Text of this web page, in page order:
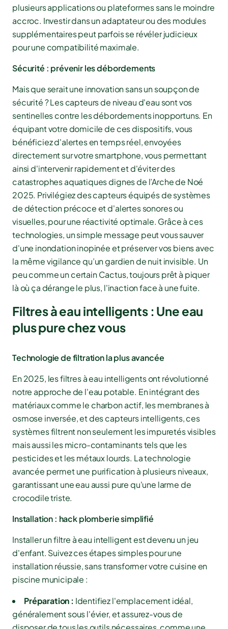
plusieurs applications ou plateformes sans le moindre
accroc. Investir dans un adaptateur ou des modules
supplémentaires peut parfois se révéler judicieux
pour une compatibilité maximale.
Sécurité : prévenir les débordements
Mais que serait une innovation sans un soupçon de
sécurité ? Les capteurs de niveau d'eau sont vos
sentinelles contre les débordements inopportuns. En
équipant votre domicile de ces dispositifs, vous
bénéficiez d'alertes en temps réel, envoyées
directement sur votre smartphone, vous permettant
ainsi d'intervenir rapidement et d'éviter des
catastrophes aquatiques dignes de l’Arche de Noé
2025. Privilégiez des capteurs équipés de systèmes
de détection précoce et d'alertes sonores ou
visuelles, pour une réactivité optimale. Grâce à ces
technologies, un simple message peut vous sauver
d'une inondation inopinée et préserver vos biens avec
la même vigilance qu’un gardien de nuit invisible. Un
peu comme un certain Cactus, toujours prêt à piquer
là où ça dérange le plus, l'inaction face à une fuite.
Filtres à eau intelligents : Une eau
plus pure chez vous
Technologie de filtration la plus avancée
En 2025, les filtres à eau intelligents ont révolutionné
notre approche de l'eau potable. En intégrant des
matériaux comme le charbon actif, les membranes à
osmose inversée, et des capteurs intelligents, ces
systèmes filtrent non seulement les impuretés visibles
mais aussi les micro-contaminants tels que les
pesticides et les métaux lourds. La technologie
avancée permet une purification à plusieurs niveaux,
garantissant une eau aussi pure qu'une larme de
crocodile triste.
Installation : hack plomberie simplifié
Installer un filtre à eau intelligent est devenu un jeu
d'enfant. Suivez ces étapes simples pour une
installation réussie, sans transformer votre cuisine en
piscine municipale :
Préparation : Identifiez l'emplacement idéal,
généralement sous l'évier, et assurez-vous de